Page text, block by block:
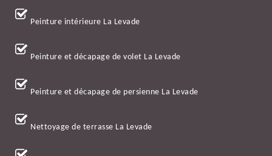
Peinture intérieure La Levade
Peinture et décapage de volet La Levade
Peinture et décapage de persienne La Levade
Nettoyage de terrasse La Levade